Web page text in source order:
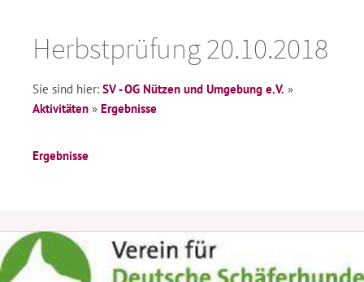
Herbstprüfung 20.10.2018
Sie sind hier: SV - OG Nützen und Umgebung e.V. »
Aktivitäten » Ergebnisse
Ergebnisse